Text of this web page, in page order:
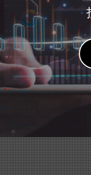
ート）＞』 新発売
新発売
るケース～
らせ （135KB）
が紹介されました。